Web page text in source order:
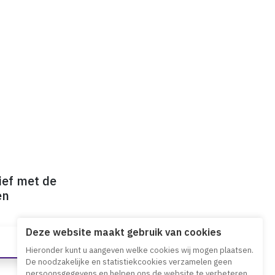
met de
Deze website maakt gebruik van cookies
Hieronder kunt u aangeven welke cookies wij mogen plaatsen.
De noodzakelijke en statistiekcookies verzamelen geen